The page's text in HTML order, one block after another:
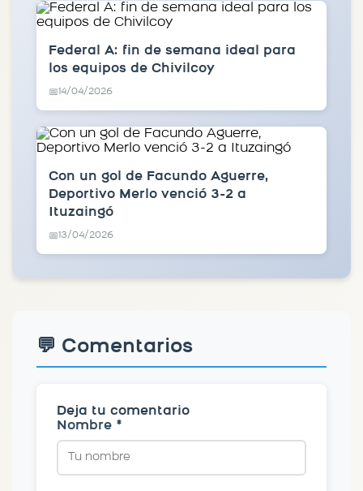
Federal A: fin de semana ideal para
los equipos de Chivilcoy
📅14/04/2026
Con un gol de Facundo Aguerre,
Deportivo Merlo venció 3-2 a
Ituzaingó
📅13/04/2026
💬 Comentarios
Deja tu comentario
Nombre *